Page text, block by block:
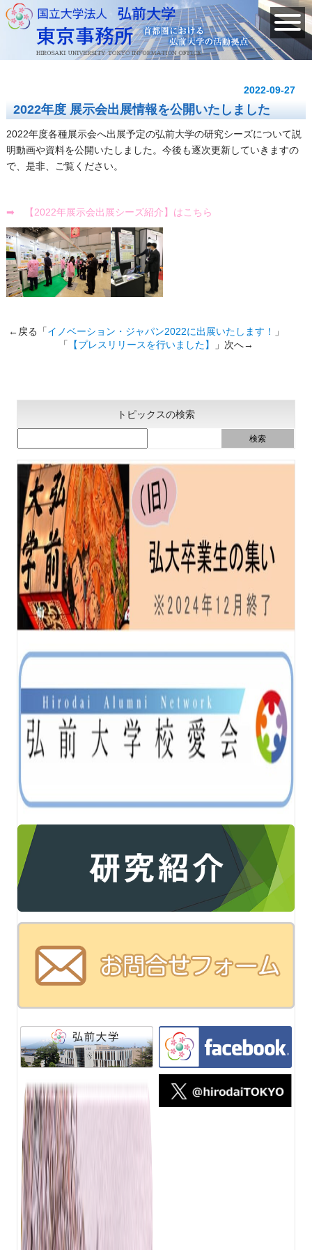
2022-09-27
2022年度 展示会出展情報を公開いたしました
2022年度各種展示会へ出展予定の弘前大学の研究シーズについて説
明動画や資料を公開いたしました。 今後も逐次更新していきますの
で、是非、ご覧ください。
➡ 【2022年展示会出展シーズ紹介】はこちら
←戻る「イノベーション・ジャパン2022に出展いたします！
」
「
【プレスリリースを行いました】 」次へ→
トピックスの検索